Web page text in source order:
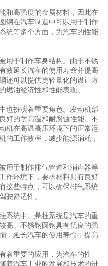
和高强度的金属材料，因此在
钢在汽车制造中可以用于制作
统等多个方面，为汽车的性能
用于制作车身结构。由于不锈
效延长汽车的使用寿命并提高
还可以提供更轻量化的设计方
燃油经济性和性能表现。
也扮演着重要角色。发动机部
好的耐高温和耐腐蚀性能。不
机在高温高压环境下的正常运
的工作效率，减少能源消耗，
用于制作排气管道和消声器等
作环境下，要求材料具有良好
这些特点，可以确保排气系统
驶舒适性。
系统中。悬挂系统是汽车的重
高。不锈钢圆钢具有优良的强
，延长汽车的使用寿命，提高
着重要的应用，为汽车的性
着汽车工业的发展和技术的进